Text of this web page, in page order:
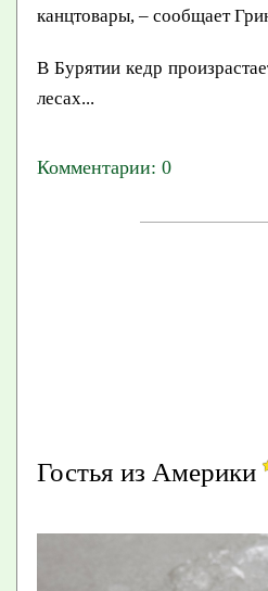
канцтовары, – сообщает
В Бурятии кедр
лесах...
Комментарии: 0
Гостья из Америки